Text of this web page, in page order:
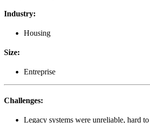
Industry:
Housing
Size:
Entreprise
Challenges:
Legacy systems were unreliable, hard to